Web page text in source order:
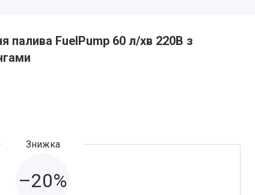
палива FuelPump 60 л/хв 220В з
–20%